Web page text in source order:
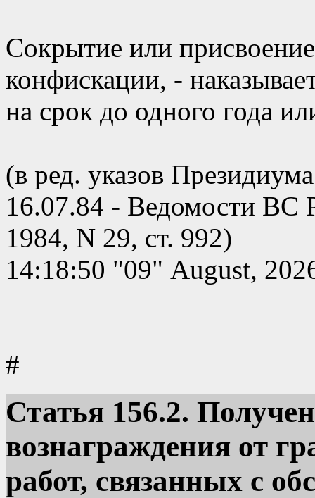
Сокрытие или
конфискации, -
на срок до одного года
(в ред. указов
16.07.84 - Ведомости ВС
1984, N 29, ст. 992)
14:18:50 "09" August,
#
Статья 156.2.
вознаграждения от
работ, связанных с